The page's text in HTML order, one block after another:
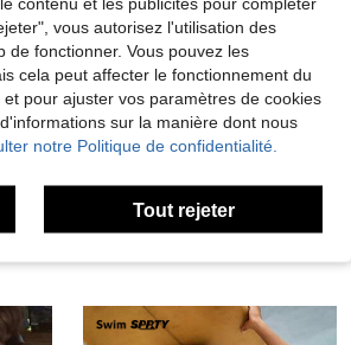
(0)
vous autorisez l'utilisation des
de fonctionner. Vous pouvez les
cela peut affecter le fonctionnement du
pour ajuster vos paramètres de cookies
sur la manière dont nous
notre Politique de confidentialité.
Tout rejeter